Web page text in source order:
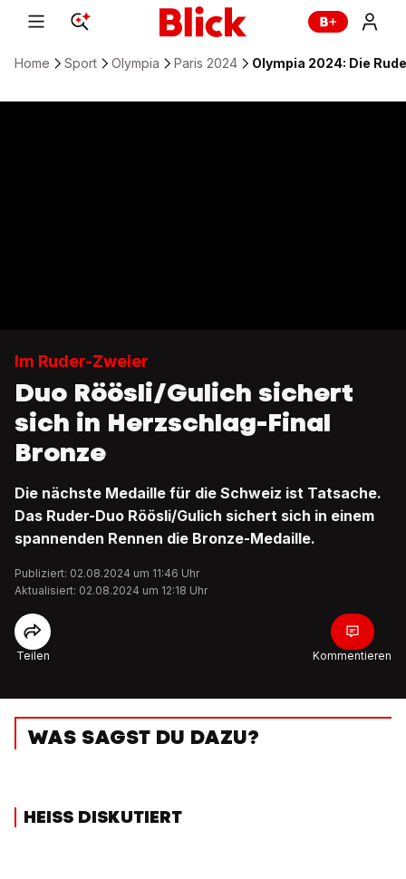
Home Sport Olympia Paris 2024 Olympia 2024: Die
Im Ruder-Zweier
Duo Röösli/Gulich sichert
sich in Herzschlag-Final
Bronze
Die nächste Medaille für die Schweiz ist Tatsache.
Das Ruder-Duo Röösli/Gulich sichert sich in einem
spannenden Rennen die Bronze-Medaille.
Publiziert: 02.08.2024 um 11:46 Uhr
Aktualisiert: 02.08.2024 um 12:18 Uhr
Teilen Kommentieren
WAS SAGST DU DAZU?
HEISS DISKUTIERT